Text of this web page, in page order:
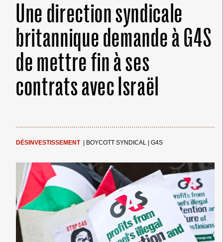
Une direction syndicale
britannique demande à G4S
de mettre fin à ses
contrats avec Israël
DÉSINVESTISSEMENT BOYCOTT SYNDICAL G4S